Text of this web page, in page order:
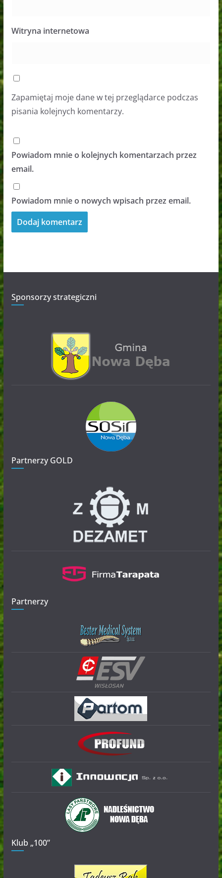
Witryna internetowa
Zapamiętaj moje dane w tej przeglądarce podczas
pisania kolejnych komentarzy.
Powiadom mnie o kolejnych komentarzach przez
email.
Powiadom mnie o nowych wpisach przez email.
Sponsorzy strategiczni
Partnerzy GOLD
Partnerzy
Klub „100”